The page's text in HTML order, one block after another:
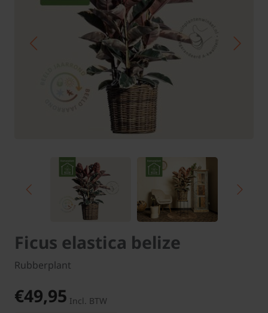
Ficus elastica belize
Rubberplant
€49,95 Incl. BTW